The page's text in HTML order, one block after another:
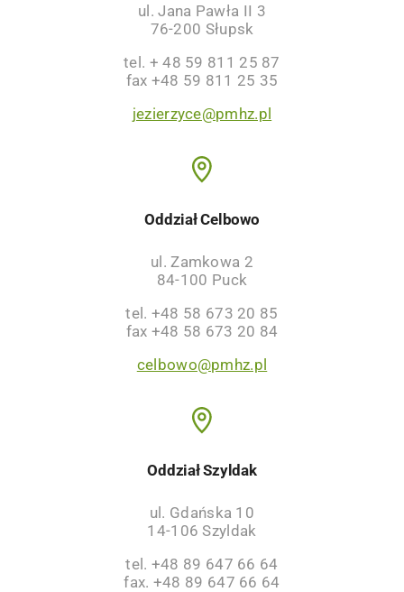
ul. Jana Pawła II 3
76-200 Słupsk
tel. + 48 59 811 25 87
fax +48 59 811 25 35
jezierzyce@pmhz.pl
Oddział Celbowo
ul. Zamkowa 2
84-100 Puck
tel. +48 58 673 20 85
fax +48 58 673 20 84
celbowo@pmhz.pl
Oddział Szyldak
ul. Gdańska 10
14-106 Szyldak
tel. +48 89 647 66 64
fax. +48 89 647 66 64